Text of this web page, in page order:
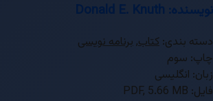
نویسنده: Donald E. Knuth
دسته بندی: کتاب,برنامه نویسی
چاپ: سوم
زبان: انگلیسی
فایل: PDF, 5.66 MB